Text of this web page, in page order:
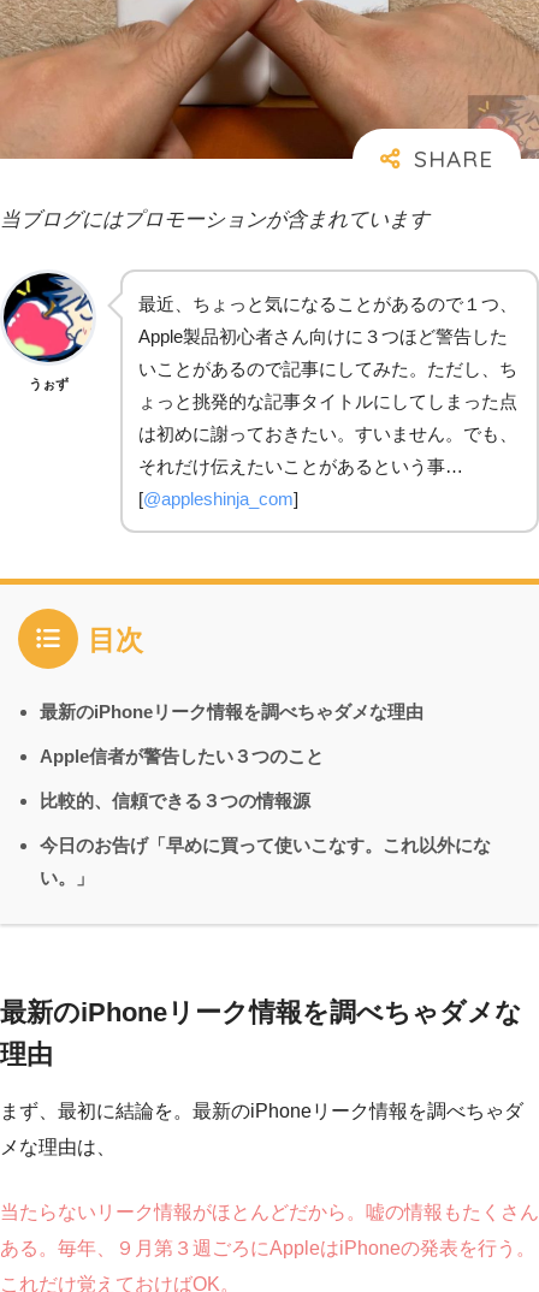
当ブログにはプロモーションが含まれています
うぉず
最近、ちょっと気になることがあるので１つ、
Apple製品初心者さん向けに３つほど警告した
いことがあるので記事にしてみた。ただし、ち
ょっと挑発的な記事タイトルにしてしまった点
は初めに謝っておきたい。すいません。でも、
それだけ伝えたいことがあるという事…
[@appleshinja_com]
目次
最新のiPhoneリーク情報を調べちゃダメな理由
Apple信者が警告したい３つのこと
比較的、信頼できる３つの情報源
今日のお告げ「早めに買って使いこなす。これ以外にな
い。」
最新のiPhoneリーク情報を調べちゃダメな
理由
まず、最初に結論を。最新のiPhoneリーク情報を調べちゃダ
メな理由は、
当たらないリーク情報がほとんどだから。嘘の情報もたくさん
ある。毎年、９月第３週ごろにAppleはiPhoneの発表を行う。
これだけ覚えておけばOK。